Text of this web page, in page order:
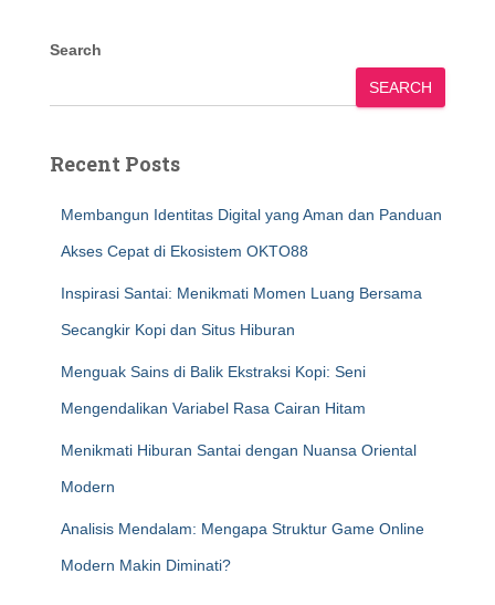
Search
SEARCH
Recent Posts
Membangun Identitas Digital yang Aman dan Panduan
Akses Cepat di Ekosistem OKTO88
Inspirasi Santai: Menikmati Momen Luang Bersama
Secangkir Kopi dan Situs Hiburan
Menguak Sains di Balik Ekstraksi Kopi: Seni
Mengendalikan Variabel Rasa Cairan Hitam
Menikmati Hiburan Santai dengan Nuansa Oriental
Modern
Analisis Mendalam: Mengapa Struktur Game Online
Modern Makin Diminati?